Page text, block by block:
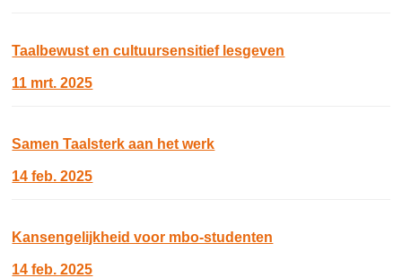
Taalbewust en cultuursensitief lesgeven
11 mrt. 2025
Samen Taalsterk aan het werk
14 feb. 2025
Kansengelijkheid voor mbo-studenten
14 feb. 2025